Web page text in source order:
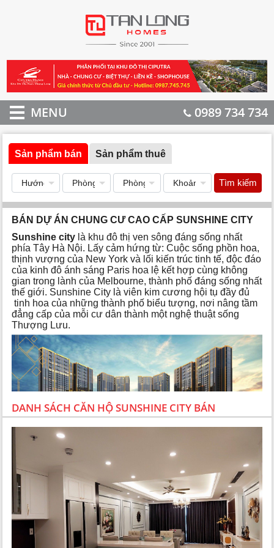
MENU 0989 734 734
Sản phẩm bán Sản phẩm thuê
Tìm kiếm
BÁN DỰ ÁN CHUNG CƯ CAO CẤP SUNSHINE CITY
Sunshine city là khu đô thị ven sông đáng sống nhất
phía Tây Hà Nội. Lấy cảm hứng từ: Cuộc sống phồn hoa,
thịnh vượng của New York và lối kiến trúc tinh tế, độc đáo
của kinh đô ánh sáng Paris hoa lệ kết hợp cùng không
gian trong lành của Melbourne, thành phố đáng sống nhất
thế giới. Sunshine City là viên kim cương hội tụ đầy đủ
tinh hoa của những thành phố biểu tượng, nơi nâng tầm
đẳng cấp của mỗi cư dân thành một nghệ thuật sống
Thượng Lưu.
Giới thiệu về Chủ Đầu Tư và vị trí dự án Sunshine
City
Chủ đầu tư:Tập đoàn Sunshine Group
Tên dự án:
Sunshine City
Địa điểm:
KDT Nam Thăng Long – KDT Ciputra, Bắc Từ
Liêm, Hà Nội
DANH SÁCH CĂN HỘ SUNSHINE CITY BÁN